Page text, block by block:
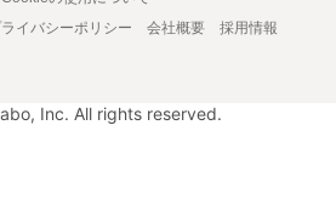
イバシーポリシー 会社概要
採用情報
Inc. All rights reserved.